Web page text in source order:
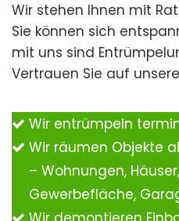
Wir stehen Ihnen mit
Sie können sich
mit uns sind
Vertrauen Sie auf
Wir entrümpeln
Wir räumen Objekte
– Wohnungen,
Gewerbefläche,